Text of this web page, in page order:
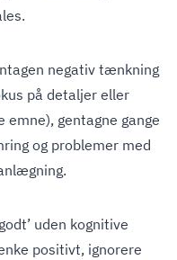
negativ tænkning
på detaljer eller
emne), gentagne gange
og problemer med
uden kognitive
positivt, ignorere